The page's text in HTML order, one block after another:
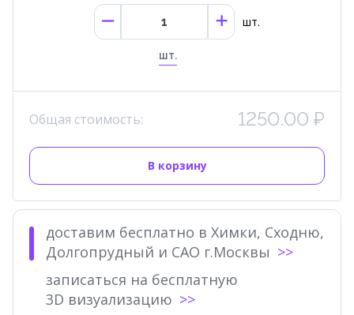
шт.
шт.
Общая стоимость: 1250.00 ₽
В корзину
доставим бесплатно в Химки, Сходню,
Долгопрудный и САО г.Москвы
записаться на бесплатную
3D визуализацию